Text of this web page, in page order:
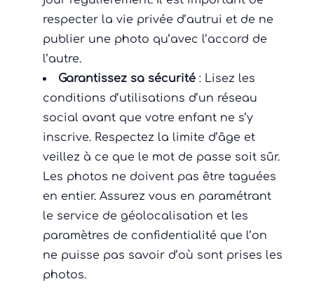
respecter la vie privée d’autrui et de ne
publier une photo qu’avec l’accord de
l’autre.
Garantissez sa sécurité: Lisez les
conditions d’utilisations d’un réseau
social avant que votre enfant ne s’y
inscrive. Respectez la limite d’âge et
veillez à ce que le mot de passe soit sûr.
Les photos ne doivent pas être taguées
en entier. Assurez vous en paramétrant
le service de géolocalisation et les
paramètres de confidentialité que l’on
ne puisse pas savoir d’où sont prises les
photos.